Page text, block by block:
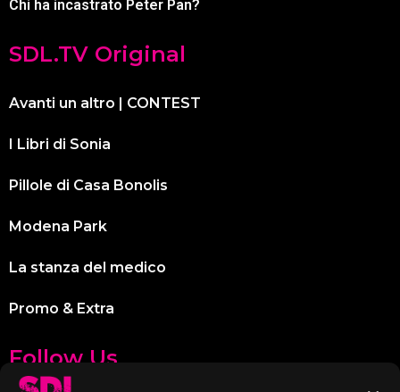
Chi ha incastrato Peter Pan?
SDL.TV Original
Avanti un altro | CONTEST
I Libri di Sonia
Pillole di Casa Bonolis
Modena Park
La stanza del medico
Promo & Extra
Follow Us